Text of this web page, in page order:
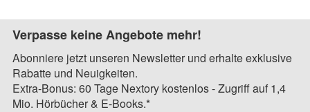
Verpasse keine Angebote mehr!
Abonniere jetzt unseren Newsletter und erhalte exklusive
Rabatte und Neuigkeiten.
Extra-Bonus: 60 Tage Nextory kostenlos - Zugriff auf 1,4
Mio. Hörbücher & E-Books.*